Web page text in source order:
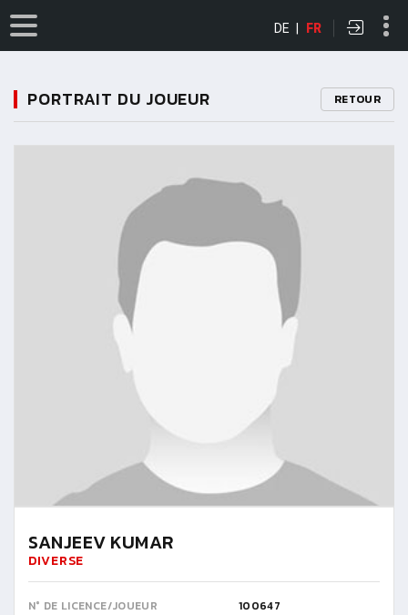
DE | FR
PORTRAIT DU JOUEUR RETOUR
SANJEEV KUMAR
DIVERSE
N° DE LICENCE/JOUEUR
100647